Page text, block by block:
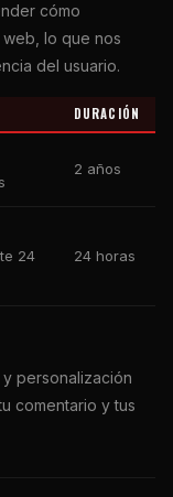
cómo
lo que nos
del usuario.
DURACIÓN
2 años
24
24 horas
personalización
comentario y tus